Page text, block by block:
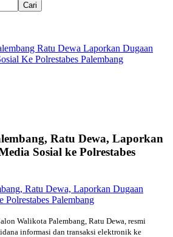
Cari
Ratu Dewa Laporkan Dugaan
Ke Polrestabes Palembang
Ratu Dewa, Laporkan
Sosial ke Polrestabes
Walikota Palembang, Ratu Dewa, resmi
informasi dan transaksi elektronik ke